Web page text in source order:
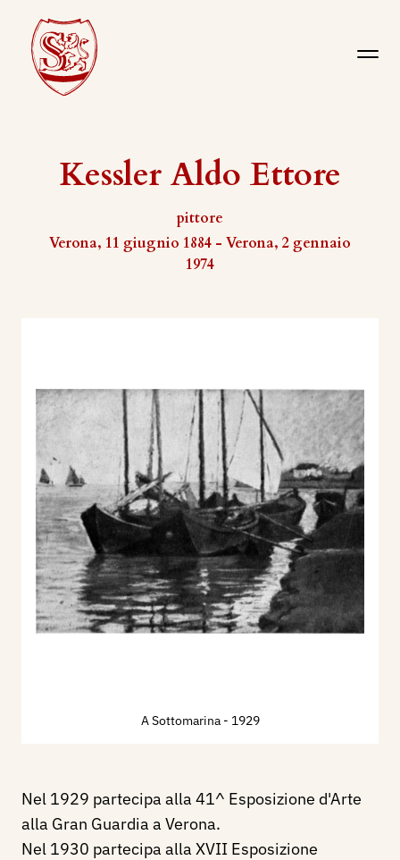
Kessler Aldo Ettore
pittore
Verona, 11 giugnio 1884 - Verona, 2 gennaio
1974
A Sottomarina - 1929
Nel 1929 partecipa alla 41^ Esposizione d'Arte
alla Gran Guardia a Verona.
Nel 1930 partecipa alla XVII Esposizione